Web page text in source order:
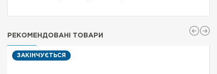
РЕКОМЕНДОВАНІ ТОВАРИ
ЗАКІНЧУЄТЬСЯ